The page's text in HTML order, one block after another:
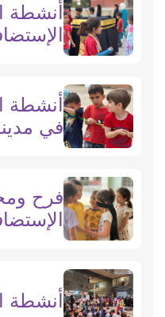
أنشطة
أنشطة
في
فرح
أنشطة